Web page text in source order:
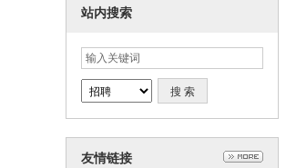
站内搜索
友情链接